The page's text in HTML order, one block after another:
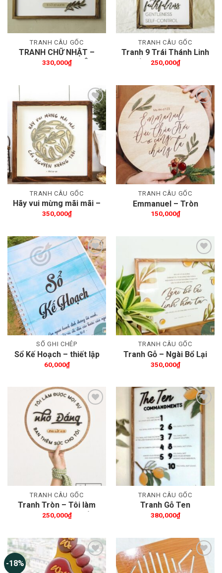
TRANH CÂU GỐC
TRANH CHỮ NHẬT –
30x40cm – NGUYỆN
330,000₫
TRANH CÂU GỐC
Tranh 9 Trái Thánh Linh
– Tiếng Anh – 20x30cm
250,000₫
Thêm wishlist
TRANH CÂU GỐC
Hãy vui mừng mãi mãi –
30x30cm
350,000₫
Thêm wishlist
TRANH CÂU GỐC
Emmanuel – Tròn
150,000₫
Thêm wishlist
SỔ GHI CHÉP
Sổ Kế Hoạch – thiết lập
những kế hoạch của
60,000₫
Thêm wishlist
TRANH CÂU GỐC
Tranh Gỗ – Ngài Bổ Lại
Linh Hồn Tôi
350,000₫
Thêm wishlist
TRANH CÂU GỐC
Tranh Tròn – Tôi làm
được mọi sự nhờ Đấng
250,000₫
Thêm wishlist
TRANH CÂU GỐC
Tranh Gỗ Ten
Commandments
380,000₫
-18%